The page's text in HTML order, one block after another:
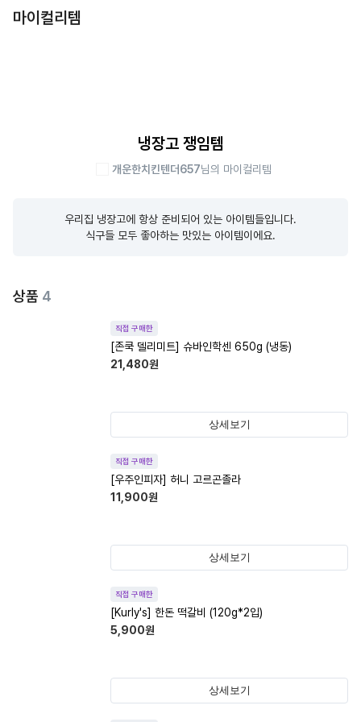
마이컬리템
냉장고 쟁임템
개운한치킨텐더657님의 마이컬리템
우리집 냉장고에 항상 준비되어 있는 아이템들입니다.
식구들 모두 좋아하는 맛있는 아이템이에요.
상품 4
직접 구매한
[존쿡 델리미트] 슈바인학센 650g (냉동)
21,480원
상세보기
직접 구매한
[우주인피자] 허니 고르곤졸라
11,900원
상세보기
직접 구매한
[Kurly's] 한돈 떡갈비 (120g*2입)
5,900원
상세보기